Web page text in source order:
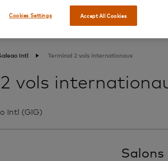
Intl Terminal 2 vols internationaux
vols
Intl (GIG)
Salons
Accept All Cookies
Cookies Settings